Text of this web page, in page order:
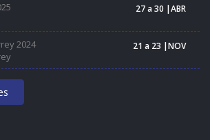
27 a 30 |ABR
2024
21 a 23 |NOV